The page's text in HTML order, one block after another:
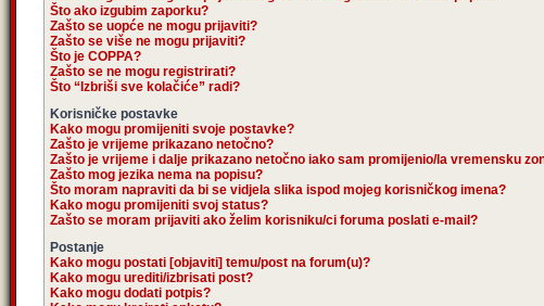
Što ako izgubim zaporku?
Zašto se uopće ne mogu prijaviti?
Zašto se više ne mogu prijaviti?
Što je COPPA?
Zašto se ne mogu registrirati?
Što “Izbriši sve kolačiće” radi?
Korisničke postavke
Kako mogu promijeniti svoje postavke?
Zašto je vrijeme prikazano netočno?
Zašto je vrijeme i dalje prikazano netočno iako sam promijenio/la vremensku
Zašto mog jezika nema na popisu?
Što moram napraviti da bi se vidjela slika ispod mojeg korisničkog imena?
Kako mogu promijeniti svoj status?
Zašto se moram prijaviti ako želim korisniku/ci foruma poslati e-mail?
Postanje
Kako mogu postati [objaviti] temu/post na forum(u)?
Kako mogu urediti/izbrisati post?
Kako mogu dodati potpis?